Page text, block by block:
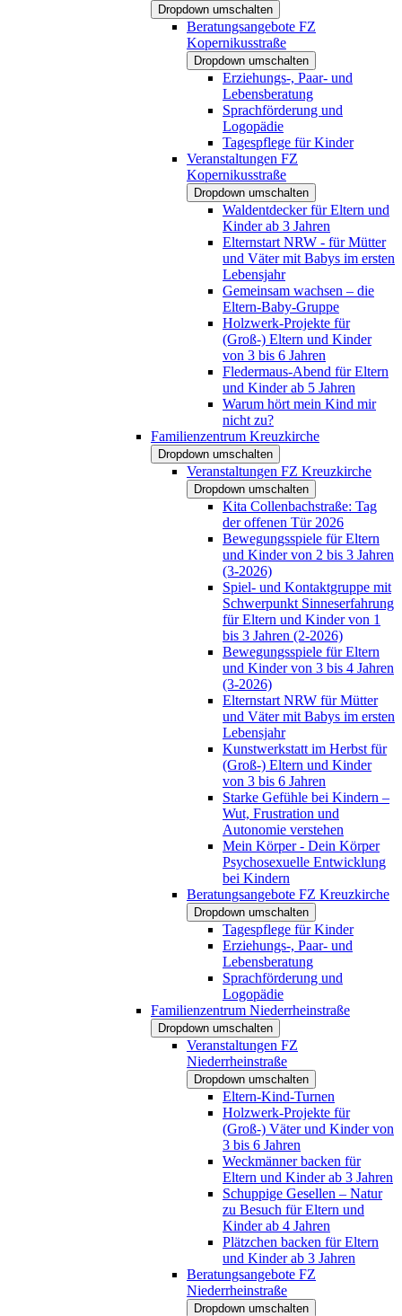
Dropdown umschalten
Beratungsangebote FZ
Kopernikusstraße
Dropdown umschalten
Erziehungs-, Paar- und
Lebensberatung
Sprachförderung und
Logopädie
Tagespflege für Kinder
Veranstaltungen FZ
Kopernikusstraße
Dropdown umschalten
Waldentdecker für Eltern und
Kinder ab 3 Jahren
Elternstart NRW - für Mütter
und Väter mit Babys im ersten
Lebensjahr
Gemeinsam wachsen – die
Eltern-Baby-Gruppe
Holzwerk-Projekte für
(Groß-) Eltern und Kinder
von 3 bis 6 Jahren
Fledermaus-Abend für Eltern
und Kinder ab 5 Jahren
Warum hört mein Kind mir
nicht zu?
Familienzentrum Kreuzkirche
Dropdown umschalten
Veranstaltungen FZ Kreuzkirche
Dropdown umschalten
Kita Collenbachstraße: Tag
der offenen Tür 2026
Bewegungsspiele für Eltern
und Kinder von 2 bis 3 Jahren
(3-2026)
Spiel- und Kontaktgruppe mit
Schwerpunkt Sinneserfahrung
für Eltern und Kinder von 1
bis 3 Jahren (2-2026)
Bewegungsspiele für Eltern
und Kinder von 3 bis 4 Jahren
(3-2026)
Elternstart NRW für Mütter
und Väter mit Babys im ersten
Lebensjahr
Kunstwerkstatt im Herbst für
(Groß-) Eltern und Kinder
von 3 bis 6 Jahren
Starke Gefühle bei Kindern –
Wut, Frustration und
Autonomie verstehen
Mein Körper - Dein Körper
Psychosexuelle Entwicklung
bei Kindern
Beratungsangebote FZ Kreuzkirche
Dropdown umschalten
Tagespflege für Kinder
Erziehungs-, Paar- und
Lebensberatung
Sprachförderung und
Logopädie
Familienzentrum Niederrheinstraße
Dropdown umschalten
Veranstaltungen FZ
Niederrheinstraße
Dropdown umschalten
Eltern-Kind-Turnen
Holzwerk-Projekte für
(Groß-) Väter und Kinder von
3 bis 6 Jahren
Weckmänner backen für
Eltern und Kinder ab 3 Jahren
Schuppige Gesellen – Natur
zu Besuch für Eltern und
Kinder ab 4 Jahren
Plätzchen backen für Eltern
und Kinder ab 3 Jahren
Beratungsangebote FZ
Niederrheinstraße
Dropdown umschalten